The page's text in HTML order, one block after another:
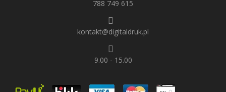
788 749 615
kontakt@digitaldruk.pl
9.00 - 15.00